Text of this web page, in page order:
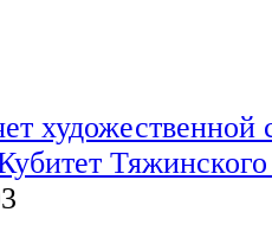
художественной
Тяжинского